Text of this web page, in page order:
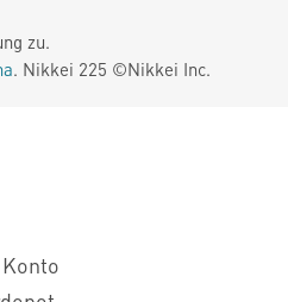
zu.
. Nikkei 225 ©Nikkei Inc.